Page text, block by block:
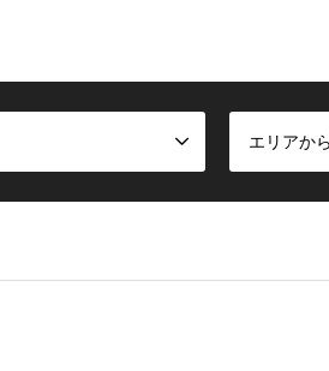
エリアか